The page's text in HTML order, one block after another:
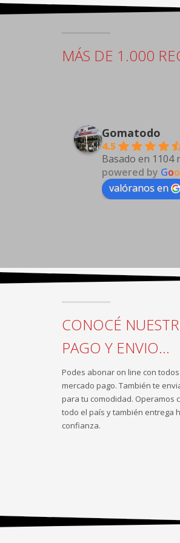
MÁS DE 1.000
Gomatodo
4.5
Basado en 1104
powered by Goo
valóranos en
5 days ago
CONOCÉ
PAGO Y ENVIO...
Podes abonar on line con
mercado pago. También te
para tu comodidad. Operamos
todo el país y también entrega
confianza.